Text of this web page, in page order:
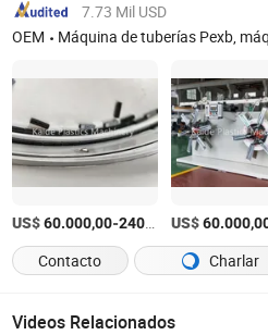
7.73 Mil USD
OEM
Máquina de tuberías Pexb, máquina de tuberías de riego, máquina de tuberías PE-Xa, línea de producción de tuberías PPR, línea de producción de tuberías PA, línea de producción de tuberías PU,
US$60.000,00-240.000,00 /Set
US$
Contacto Charlar
Videos Relacionados